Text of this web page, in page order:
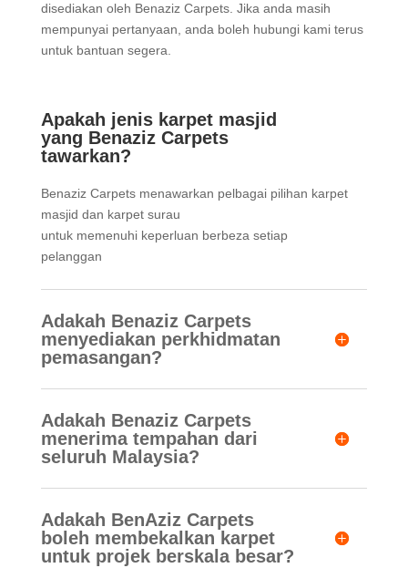
disediakan oleh Benaziz Carpets. Jika anda masih
mempunyai pertanyaan, anda boleh hubungi kami terus
untuk bantuan segera.
Apakah jenis karpet masjid
yang Benaziz Carpets
tawarkan?
Benaziz Carpets menawarkan pelbagai pilihan karpet
masjid dan karpet surau
untuk memenuhi keperluan berbeza setiap
pelanggan
Adakah Benaziz Carpets
menyediakan perkhidmatan
pemasangan?
Adakah Benaziz Carpets
menerima tempahan dari
seluruh Malaysia?
Adakah BenAziz Carpets
boleh membekalkan karpet
untuk projek berskala besar?